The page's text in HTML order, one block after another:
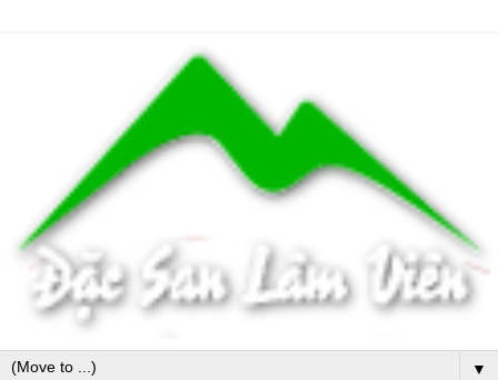
▼